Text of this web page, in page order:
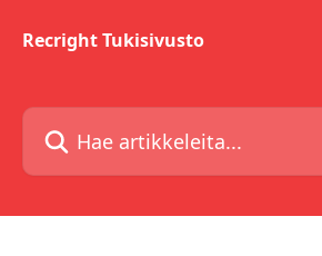
Recright Tukisivusto
Hae artikkeleita...